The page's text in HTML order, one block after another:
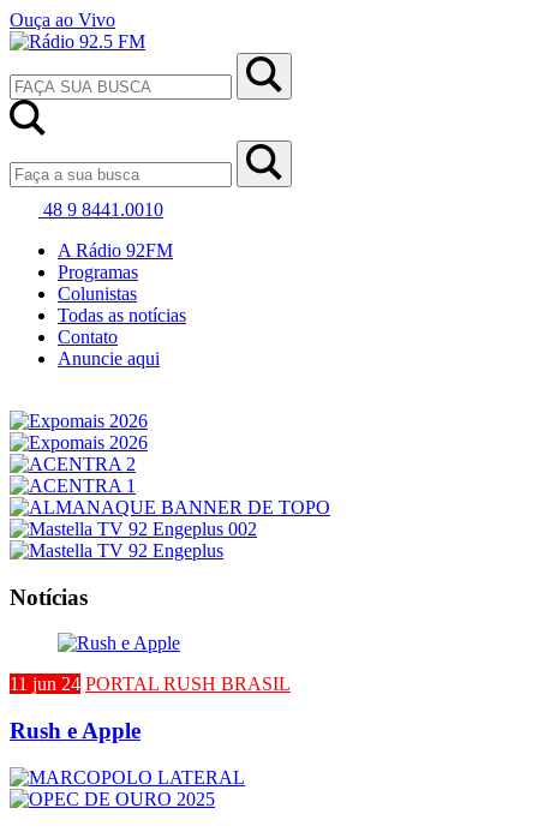
Ouça ao Vivo
48 9 8441.0010
A Rádio 92FM
Programas
Colunistas
Todas as notícias
Contato
Anuncie aqui
Notícias
11 jun 24 PORTAL RUSH BRASIL
Rush e Apple